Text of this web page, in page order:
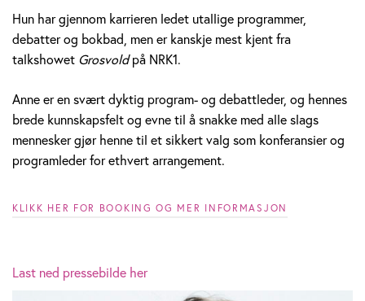
Hun har gjennom karrieren ledet utallige programmer,
debatter og bokbad, men er kanskje mest kjent fra
talkshowet Grosvoldpå NRK1.
Anne er en svært dyktig program- og debattleder, og hennes
brede kunnskapsfelt og evne til å snakke med alle slags
mennesker gjør henne til et sikkert valg som konferansier og
programleder for ethvert arrangement.
KLIKK HER FOR BOOKING OG MER INFORMASJON
Last ned pressebilde her